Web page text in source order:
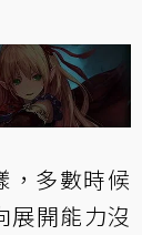
，多數時候
展開能力沒